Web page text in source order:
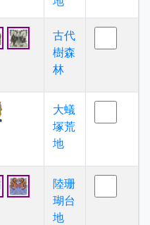
古代
樹森
林
大蟻
塚荒
地
陸珊
瑚台
地